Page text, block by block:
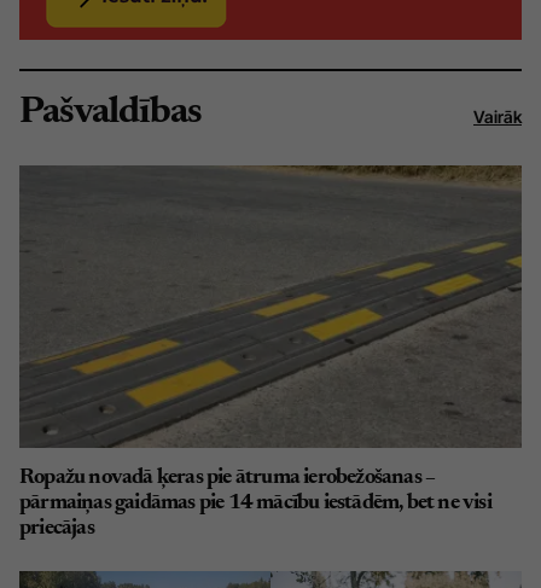
Pašvaldības Vairāk
Ropažu novadā ķeras pie ātruma ierobežošanas –
pārmaiņas gaidāmas pie 14 mācību iestādēm, bet ne visi
priecājas